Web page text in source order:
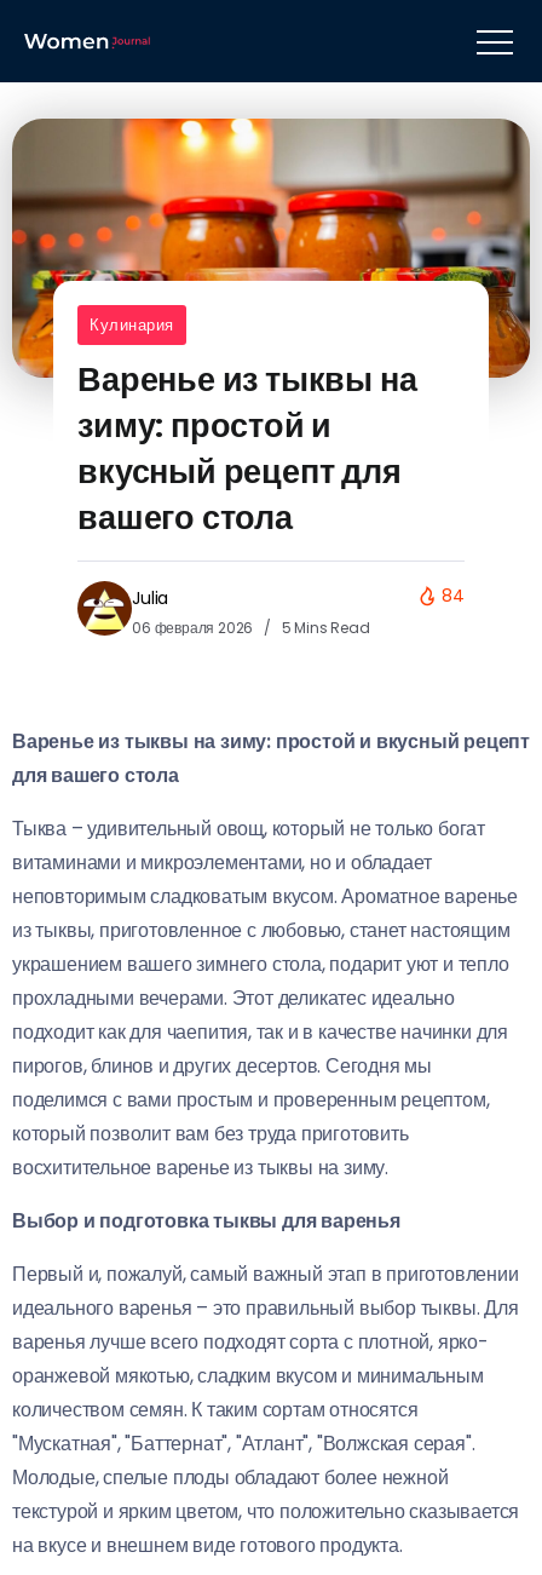
Кулинария
Варенье из тыквы на
зиму: простой и
вкусный рецепт для
вашего стола
Julia
06 февраля 2026 5 Mins Read
84
Варенье из тыквы на зиму: простой и вкусный рецепт
для вашего стола
Тыква – удивительный овощ, который не только богат
витаминами и микроэлементами, но и обладает
неповторимым сладковатым вкусом. Ароматное варенье
из тыквы, приготовленное с любовью, станет настоящим
украшением вашего зимнего стола, подарит уют и тепло
прохладными вечерами. Этот деликатес идеально
подходит как для чаепития, так и в качестве начинки для
пирогов, блинов и других десертов. Сегодня мы
поделимся с вами простым и проверенным рецептом,
который позволит вам без труда приготовить
восхитительное варенье из тыквы на зиму.
Выбор и подготовка тыквы для варенья
Первый и, пожалуй, самый важный этап в приготовлении
идеального варенья – это правильный выбор тыквы. Для
варенья лучше всего подходят сорта с плотной, ярко-
оранжевой мякотью, сладким вкусом и минимальным
количеством семян. К таким сортам относятся
"Мускатная", "Баттернат", "Атлант", "Волжская серая".
Молодые, спелые плоды обладают более нежной
текстурой и ярким цветом, что положительно сказывается
на вкусе и внешнем виде готового продукта.